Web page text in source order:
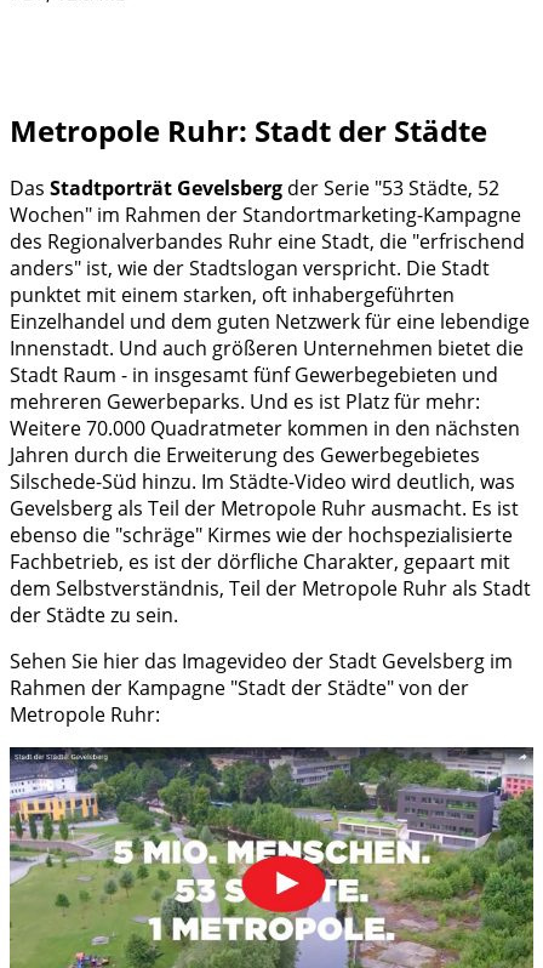
Metropole Ruhr: Stadt der Städte
Das Stadtporträt Gevelsberg der Serie "53 Städte, 52
Wochen" im Rahmen der Standortmarketing-Kampagne
des Regionalverbandes Ruhr eine Stadt, die "erfrischend
anders" ist, wie der Stadtslogan verspricht. Die Stadt
punktet mit einem starken, oft inhabergeführten
Einzelhandel und dem guten Netzwerk für eine lebendige
Innenstadt. Und auch größeren Unternehmen bietet die
Stadt Raum - in insgesamt fünf Gewerbegebieten und
mehreren Gewerbeparks. Und es ist Platz für mehr:
Weitere 70.000 Quadratmeter kommen in den nächsten
Jahren durch die Erweiterung des Gewerbegebietes
Silschede-Süd hinzu. Im Städte-Video wird deutlich, was
Gevelsberg als Teil der Metropole Ruhr ausmacht. Es ist
ebenso die "schräge" Kirmes wie der hochspezialisierte
Fachbetrieb, es ist der dörfliche Charakter, gepaart mit
dem Selbstverständnis, Teil der Metropole Ruhr als Stadt
der Städte zu sein.
Sehen Sie hier das Imagevideo der Stadt Gevelsberg im
Rahmen der Kampagne "Stadt der Städte" von der
Metropole Ruhr: